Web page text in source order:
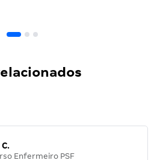
Enfermeiro PSF